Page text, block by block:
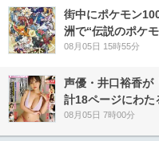
街中にポケモン
洲で“伝説のポケ
08月05日 15時55分
声優・井口裕香が
計18ページにわた
08月05日 7時00分